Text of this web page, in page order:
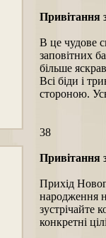
Привітання
В це чудове
заповітних
більше
Всі біди і
стороною.
38
Привітання
Прихід
народження
зустрічайте
конкретні